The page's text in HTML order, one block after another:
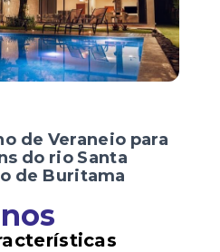
de Veraneio para
do rio Santa
de Buritama